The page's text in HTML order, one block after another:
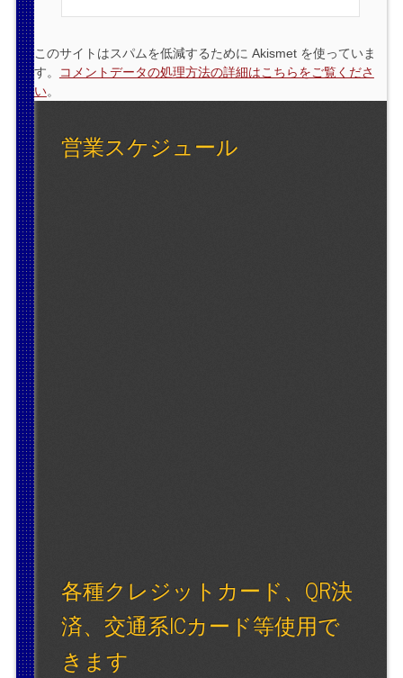
このサイトはスパムを低減するために Akismet を使っていま
す。
コメントデータの処理方法の詳細はこちらをご覧くださ
い。
営業スケジュール
各種クレジットカード、QR決
済、交通系ICカード等使用で
きます